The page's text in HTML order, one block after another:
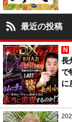
最近の投稿
長
で
に